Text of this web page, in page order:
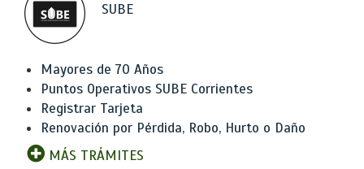
SUBE
Mayores de 70 Años
Puntos Operativos SUBE Corrientes
Registrar Tarjeta
Renovación por Pérdida, Robo, Hurto o Daño
MÁS TRÁMITES